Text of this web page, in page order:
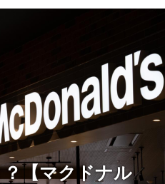
【マクドナル